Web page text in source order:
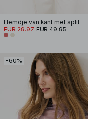
Hemdje van kant met split
EUR 29.97 EUR 49.95
-60%